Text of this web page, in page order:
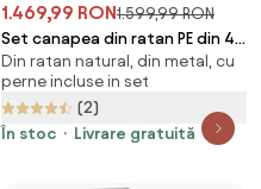
1.469,99 RON1.599,99 RON
Set canapea din ratan PE din 4
piese Outsunny, cu impletitura
rotunda | Aosom Romania
Din ratan natural, din metal, cu
perne incluse in set
(2)
În stoc
Livrare gratuită